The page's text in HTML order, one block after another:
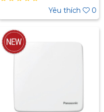
Bắc : 0989 310 979 –
0973 106 269 Miền Nam:
0902 303 733 – 0945
332 980
Yêu thích 0